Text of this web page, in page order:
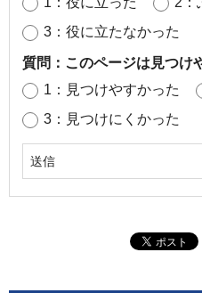
3：役に立たなかった
質問：このページは見つけ
1：見つけやすかった
3：見つけにくかった